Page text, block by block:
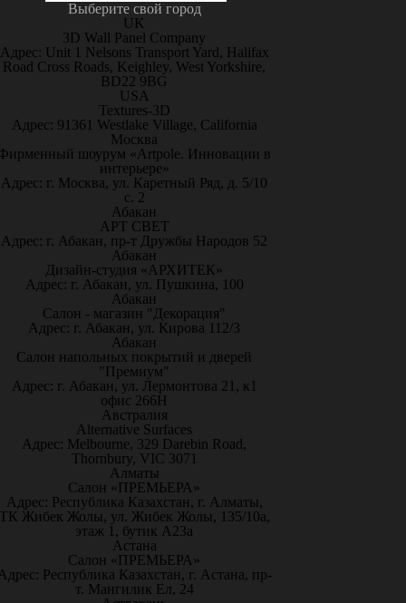
Выберите свой город
UK
3D Wall Panel Company
Адрес: Unit 1 Nelsons Transport Yard, Halifax
Road Cross Roads, Keighley, West Yorkshire,
BD22 9BG
USA
Textures-3D
Адрес: 91361 Westlake Village, California
Москва
шоурум «Artpole. Инновации в
интерьере»
Адрес: г. Москва, ул. Каретный Ряд, д. 5/10
с. 2
Абакан
АРТ СВЕТ
Адрес: г. Абакан, пр-т Дружбы Народов 52
Абакан
Дизайн-студия «АРХИТЕК»
Адрес: г. Абакан, ул. Пушкина, 100
Абакан
Салон - магазин "Декорация"
Адрес: г. Абакан, ул. Кирова 112/3
Абакан
Салон напольных покрытий и дверей
"Премиум"
Адрес: г. Абакан, ул. Лермонтова 21, к1
офис 266Н
Австралия
Alternative Surfaces
Адрес: Melbourne, 329 Darebin Road,
Thornbury, VIC 3071
Алматы
Салон «ПРЕМЬЕРА»
Адрес: Республика Казахстан, г. Алматы,
Жибек Жолы, ул. Жибек Жолы, 135/10а,
этаж 1, бутик А23а
Астана
Салон «ПРЕМЬЕРА»
Республика Казахстан, г. Астана, пр-
т. Мангилик Ел, 24